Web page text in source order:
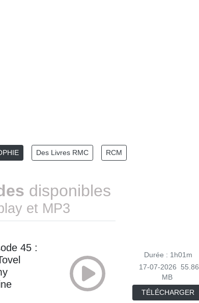
Des Livres RMC RCM
disponibles
et MP3
45 :
Durée : 1h01m
17-07-2026
55.86
MB
TÉLÉCHARGER